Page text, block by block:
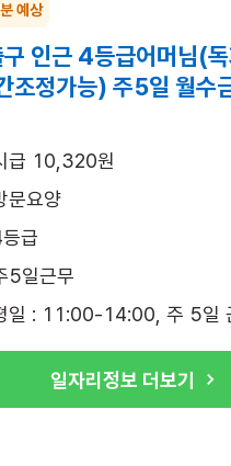
예상
인근 4등급어머님(
정가능) 주5일 월수
급 10,320원
문요양
급
5일근무
일 : 11:00-14:00, 주 5일
일자리정보 더보기